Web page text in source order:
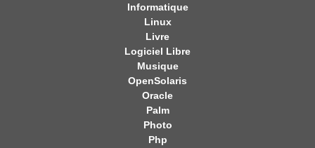
Informatique
Linux
Livre
Logiciel Libre
Musique
OpenSolaris
Oracle
Palm
Photo
Php